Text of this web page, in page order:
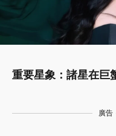
重要星象：諸星在巨
廣告